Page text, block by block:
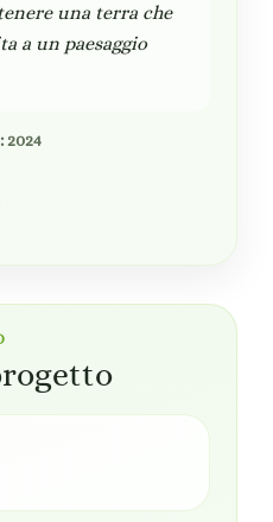
una terra che
a un paesaggio
2024